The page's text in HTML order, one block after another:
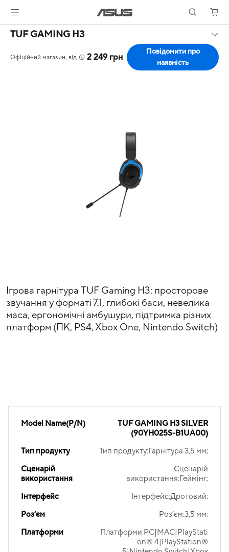
TUF GAMING H3
Офіційний магазин, від 2 249 грн
Повідомити про
наявність
Ігрова гарнітура TUF Gaming H3: просторове
звучання у форматі 7.1, глибокі баси, невелика
маса, ергономічні амбушури, підтримка різних
платформ (ПК, PS4, Xbox One, Nintendo Switch)
Model Name(P/N)
TUF GAMING H3 SILVER
(90YH025S-B1UA00)
Тип продукту
Тип продукту:Гарнітура 3,5 мм;
Сценарій
використання
Сценарій
використання:Геймінг;
Інтерфейс
Інтерфейс:Дротовий;
Роз’єм
Роз’єм:3,5 мм;
Платформи
Платформи:PC|MAC|PlayStati
on® 4|PlayStation®